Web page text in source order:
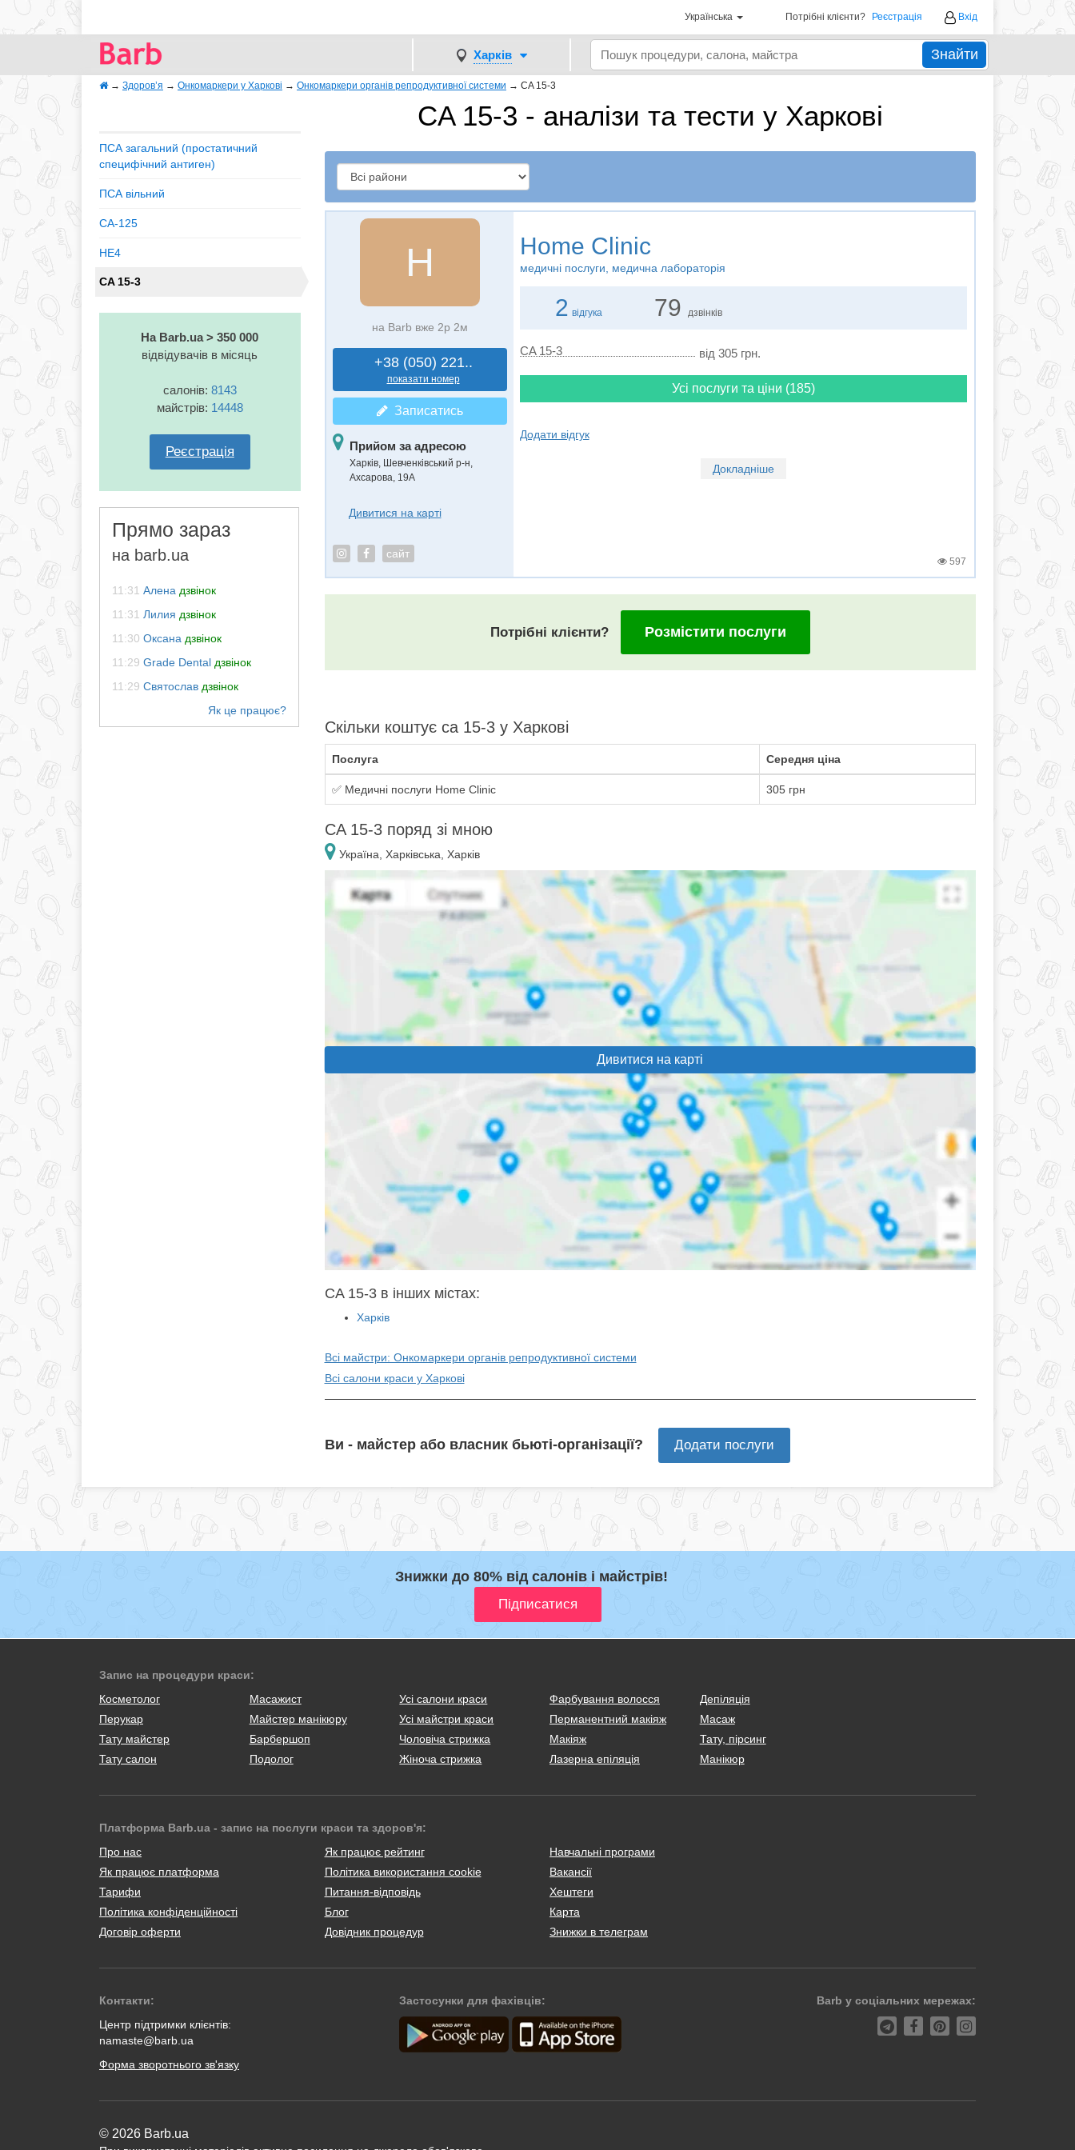
Українська Потрібні клієнти? Реєстрація Вхід
Харків Знайти
→ Здоров’я → Онкомаркери у Харкові → Онкомаркери органів репродуктивної системи → CA 15-3
CA 15-3 - аналізи та тести у Харкові
ПСА загальний (простатичний
специфічний антиген)
ПСА вільний
CA-125
HE4
CA 15-3
На Barb.ua > 350 000
відвідувачів в місяць
салонів: 8143
майстрів: 14448
Реєстрація
Прямо зараз
на barb.ua
11:31 Алена дзвінок
11:31 Лилия дзвінок
11:30 Оксана дзвінок
11:29 Grade Dental дзвінок
11:29 Святослав дзвінок
H
на Barb вже 2р 2м
+38 (050) 221..
показати номер
Записатись
Прийом за адресою
Харків, Шевченківський р-н,
Ахсарова, 19А
Дивитися на карті
сайт
Home Clinic
медичні послуги, медична лабораторія
2 відгука 79 дзвінків
CA 15-3 від 305 грн.
Усі послуги та ціни (185)
Додати відгук
Докладніше
597
Потрібні клієнти? Розмістити послуги
Скільки коштує ca 15-3 у Харкові
Послуга Середня ціна
✅ Медичні послуги Home Clinic 305 грн
CA 15-3 поряд зі мною
Україна, Харківська, Харків
Дивитися на карті
CA 15-3 в інших містах:
Харків
Всі майстри: Онкомаркери органів репродуктивної системи
Всі салони краси у Харкові
Ви - майстер або власник бьюті-організації? Додати послуги
Знижки до 80% від салонів і майстрів!
Запис на процедури краси:
Косметолог
Масажист
Перукар
Майстер манікюру
Тату майстер
Барбершоп
Тату салон
Подолог
Усі салони краси
Усі майстри краси
Чоловіча стрижка
Жіноча стрижка
Фарбування волосся
Перманентний макіяж
Макіяж
Лазерна епіляція
Депіляція
Масаж
Тату, пірсинг
Манікюр
Платформа Barb.ua - запис на послуги краси та здоров'я:
Про нас
Як працює платформа
Тарифи
Політика конфіденційності
Договір оферти
Як працює рейтинг
Політика використання cookie
Питання-відповідь
Блог
Довідник процедур
Навчальні програми
Вакансії
Хештеги
Карта
Знижки в телеграм
Контакти:
Центр підтримки клієнтів:
namaste@barb.ua
Форма зворотнього зв'язку
Застосунки для фахівців: Barb у соціальних мережах:
© 2026 Barb.ua